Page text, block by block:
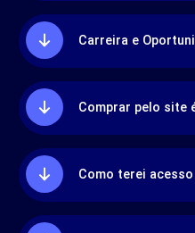
Carreira e
Comprar pelo site
Como terei